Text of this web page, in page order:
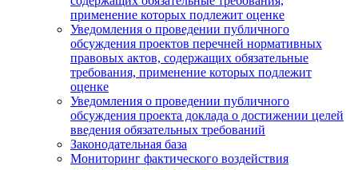
применение которых подлежит оценке
Уведомления о проведении публичного
обсуждения проектов перечней нормативных
правовых актов, содержащих обязательные
требования, применение которых подлежит
оценке
Уведомления о проведении публичного
обсуждения проекта доклада о достижении целей
введения обязательных требований
Законодательная база
Мониторинг фактического воздействия